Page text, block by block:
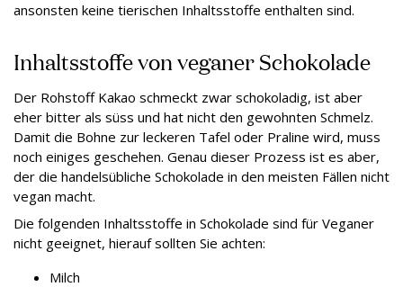
ansonsten keine tierischen Inhaltsstoffe enthalten sind.
Inhaltsstoffe von veganer Schokolade
Der Rohstoff Kakao schmeckt zwar schokoladig, ist aber
eher bitter als süss und hat nicht den gewohnten Schmelz.
Damit die Bohne zur leckeren Tafel oder Praline wird, muss
noch einiges geschehen. Genau dieser Prozess ist es aber,
der die handelsübliche Schokolade in den meisten Fällen nicht
vegan macht.
Die folgenden Inhaltsstoffe in Schokolade sind für Veganer
nicht geeignet, hierauf sollten Sie achten:
Milch